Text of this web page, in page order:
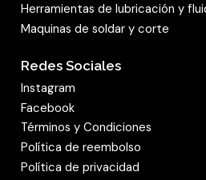
Herramientas de lubricación y
Maquinas de soldar y corte
Redes Sociales
Instagram
Facebook
Términos y Condiciones
Política de reembolso
Política de privacidad